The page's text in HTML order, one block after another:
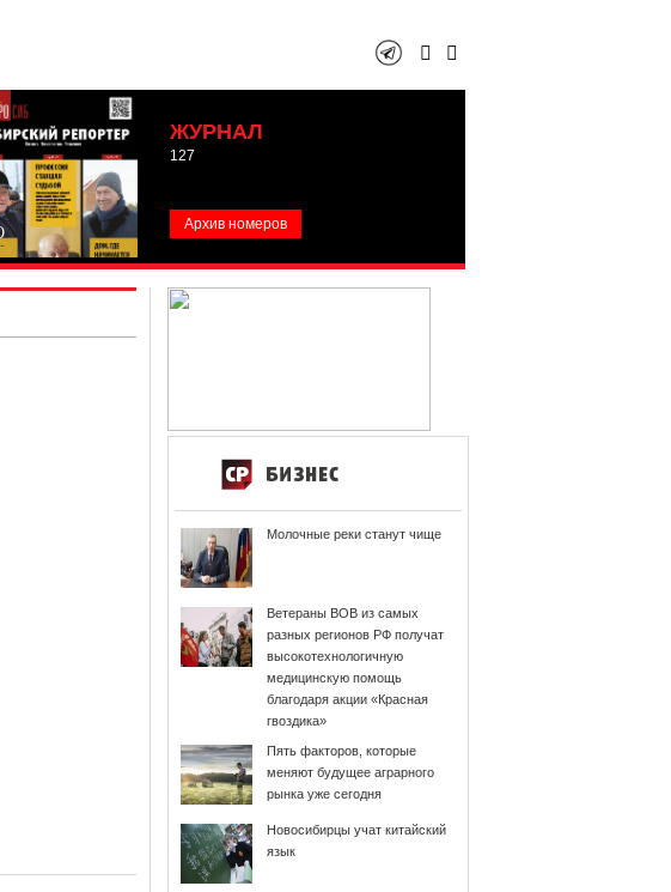
ЖУРНАЛ
127
Архив номеров
Молочные реки станут чище
Ветераны ВОВ из самых
разных регионов РФ получат
высокотехнологичную
медицинскую помощь
благодаря акции «Красная
гвоздика»
Пять факторов, которые
меняют будущее аграрного
рынка уже сегодня
Новосибирцы учат китайский
язык